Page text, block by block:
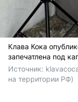
Клава Кока
запечатлена под
Источник:
на территории РФ)